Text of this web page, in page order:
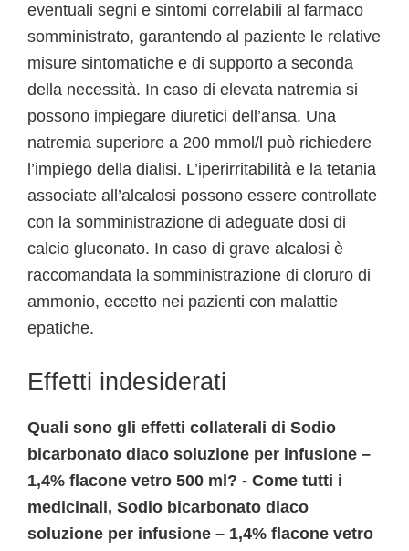
eventuali segni e sintomi correlabili al farmaco
somministrato, garantendo al paziente le relative
misure sintomatiche e di supporto a seconda
della necessità. In caso di elevata natremia si
possono impiegare diuretici dell’ansa. Una
natremia superiore a 200 mmol/l può richiedere
l’impiego della dialisi. L’iperirritabilità e la tetania
associate all’alcalosi possono essere controllate
con la somministrazione di adeguate dosi di
calcio gluconato. In caso di grave alcalosi è
raccomandata la somministrazione di cloruro di
ammonio, eccetto nei pazienti con malattie
epatiche.
Effetti indesiderati
Quali sono gli effetti collaterali di Sodio
bicarbonato diaco soluzione per infusione –
1,4% flacone vetro 500 ml? - Come tutti i
medicinali, Sodio bicarbonato diaco
soluzione per infusione – 1,4% flacone vetro